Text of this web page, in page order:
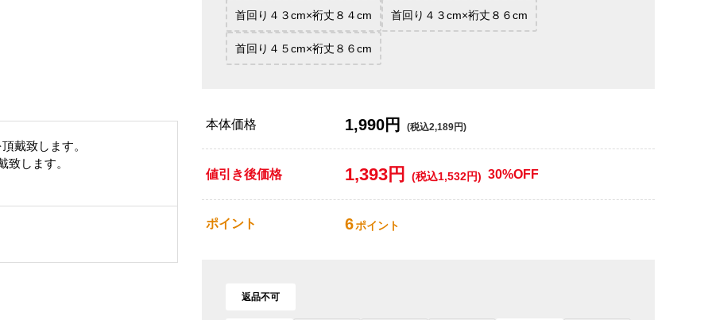
戴致します。
致します。
首回り４３cm×裄丈８４cm 首回り４３cm×裄丈８６cm
首回り４５cm×裄丈８６cm
本体価格 1,990円 (税込2,189円)
値引き後価格 1,393円 (税込1,532円) 30%OFF
ポイント 6ポイント
返品不可